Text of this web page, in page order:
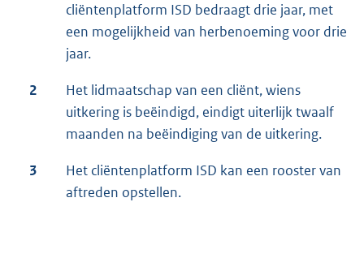
cliëntenplatform ISD bedraagt drie jaar, met
een mogelijkheid van herbenoeming voor drie
jaar.
2
Het lidmaatschap van een cliënt, wiens
uitkering is beëindigd, eindigt uiterlijk twaalf
maanden na beëindiging van de uitkering.
3
Het cliëntenplatform ISD kan een rooster van
aftreden opstellen.